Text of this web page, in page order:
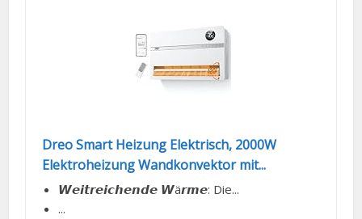
Dreo Smart Heizung Elektrisch, 2000W
Elektroheizung Wandkonvektor mit...
𝙒𝙚𝙞𝙩𝙧𝙚𝙞𝙘𝙝𝙚𝙣𝙙𝙚 𝙒ä𝙧𝙢𝙚: Die...
...